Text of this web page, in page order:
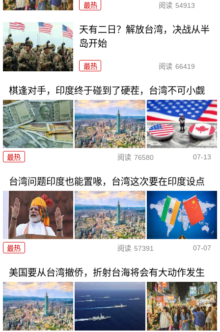
最热 阅读 54913
天有二日？解放台湾，决战从半
岛开始
最热 阅读 66419
棋逢对手，印度终于碰到了硬茬，台湾不可小觑
最热 阅读 76580 07-13
台湾问题印度也能置喙，台湾这次要在印度设点
最热 阅读 57391 07-07
美国要从台湾撤侨，折射台海将会有大动作发生